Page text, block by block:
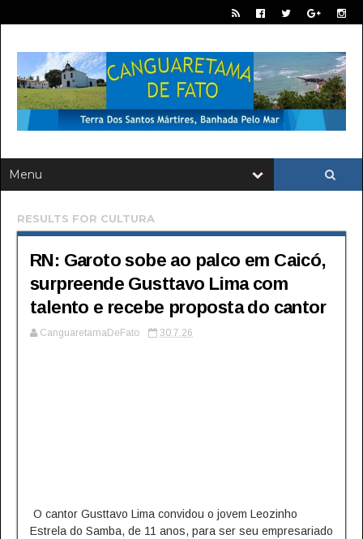
RESULTS FOR CULTURA
RN: Garoto sobe ao palco em Caicó,
surpreende Gusttavo Lima com
talento e recebe proposta do cantor
CanguaretamaDeFato 30.7.26
O cantor Gusttavo Lima convidou o jovem Leozinho
Estrela do Samba, de 11 anos, para ser seu empresariado